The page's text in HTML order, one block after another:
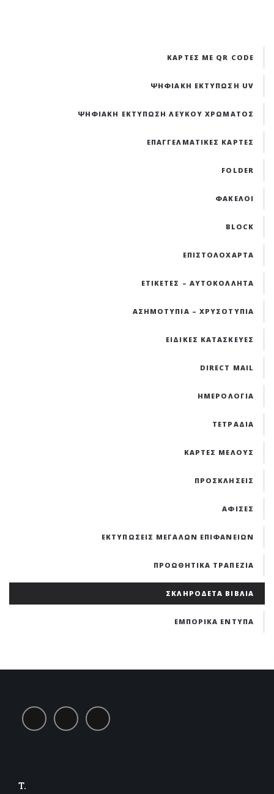
ΚΑΡΤΕΣ ΜΕ QR CODE
ΨΗΦΙΑΚΗ ΕΚΤΥΠΩΣΗ UV
ΨΗΦΙΑΚΗ ΕΚΤΥΠΩΣΗ ΛΕΥΚΟΥ ΧΡΩΜΑΤΟΣ
ΕΠΑΓΓΕΛΜΑΤΙΚΕΣ ΚΑΡΤΕΣ
FOLDER
ΦΑΚΕΛΟΙ
BLOCK
ΕΠΙΣΤΟΛΟΧΑΡΤΑ
ΕΤΙΚΕΤΕΣ – ΑΥΤΟΚΟΛΛΗΤΑ
ΑΣΗΜΟΤΥΠΙΑ – ΧΡΥΣΟΤΥΠΙΑ
ΕΙΔΙΚΕΣ ΚΑΤΑΣΚΕΥΕΣ
DIRECT MAIL
ΗΜΕΡΟΛΟΓΙΑ
ΤΕΤΡΑΔΙΑ
ΚΑΡΤΕΣ ΜΕΛΟΥΣ
ΠΡΟΣΚΛΗΣΕΙΣ
ΑΦΙΣΕΣ
ΕΚΤΥΠΩΣΕΙΣ ΜΕΓΑΛΩΝ ΕΠΙΦΑΝΕΙΩΝ
ΠΡΟΩΘΗΤΙΚΑ ΤΡΑΠΕΖΙΑ
ΣΚΛΗΡΟΔΕΤΑ ΒΙΒΛΙΑ
ΕΜΠΟΡΙΚΑ ΕΝΤΥΠΑ
T.